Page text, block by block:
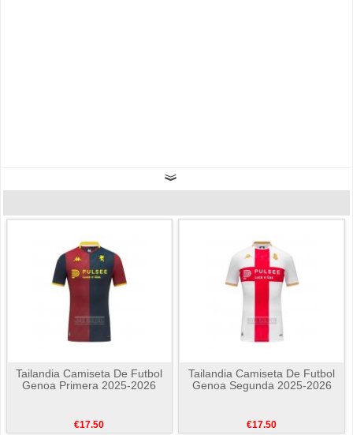
Tailandia Camiseta De Futbol
Genoa Primera 2025-2026
€17.50
Tailandia Camiseta De Futbol
Genoa Segunda 2025-2026
€17.50